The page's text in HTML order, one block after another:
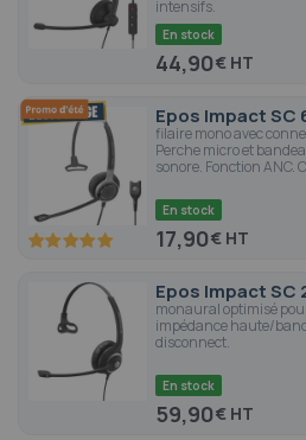
intensifs.
En stock
44,90€
Epos Impact SC
filaire mono avec
Perche micro et
sonore. Fonction ANC.
100 100
En stock
17,90€
Epos Impact SC
monaural optimisé
impédance haute/
disconnect.
En stock
59,90€